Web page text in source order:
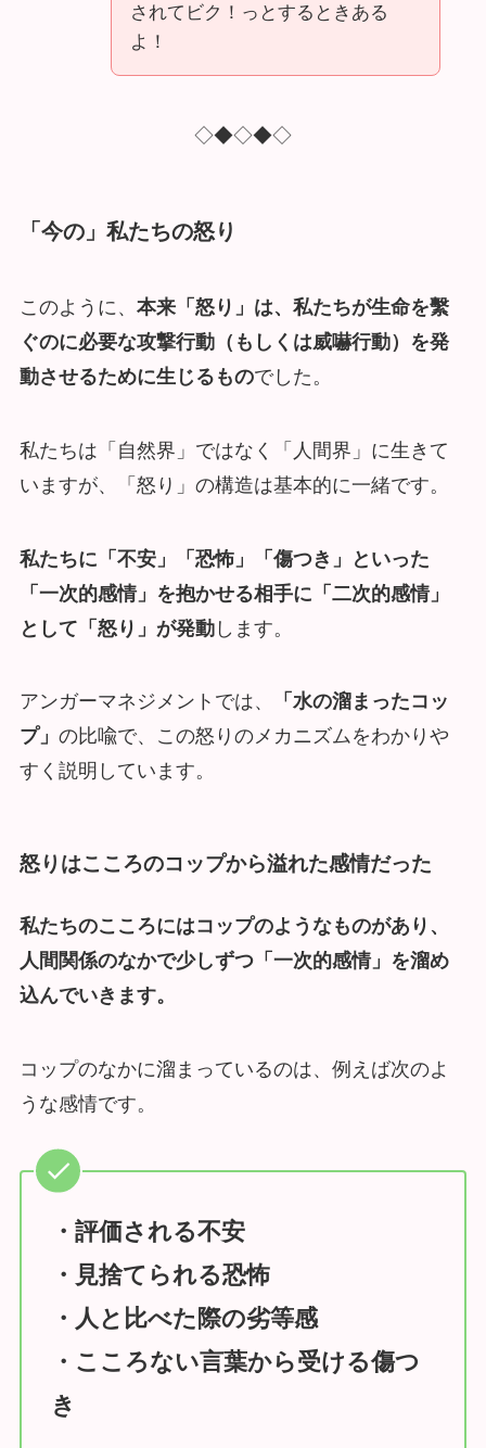
されてビク！っとするときある
よ！
◇◆◇◆◇
「今の」 私たちの怒り
このように、 本来「怒り」は、私たちが生命を繫
ぐのに必要な攻撃行動（もしくは威嚇行動）を発
動させるために生じるものでした。
私たちは「自然界」ではなく「人間界」に生きて
いますが、「怒り」の構造は基本的に一緒です。
私たちに「不安」「恐怖」「傷つき」といった
「一次的感情」を抱かせる相手に「二次的感情」
として「怒り」が発動します。
アンガーマネジメントでは、
「水の溜まったコッ
プ」 の比喩で、この怒りのメカニズムをわかりや
すく説明しています。
怒りはこころのコップから溢れた感情だった
私たちのこころにはコップのようなものがあり、
人間関係のなかで少しずつ「一次的感情」を溜め
込んでいきます。
コップのなかに溜まっているのは、例えば次のよ
うな感情です。
・評価される不安
・見捨てられる恐怖
・人と比べた際の劣等感
・こころない言葉から受ける傷つ
き